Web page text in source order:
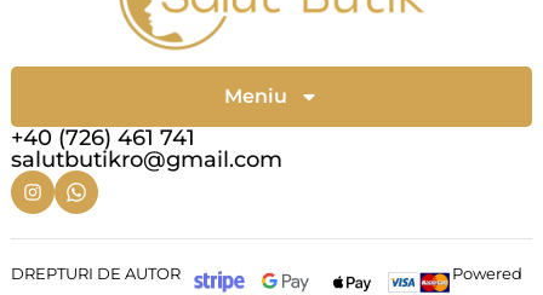
+40 (726) 461 741
salutbutikro@gmail.com
Meniu
DREPTURI DE AUTOR
Powered